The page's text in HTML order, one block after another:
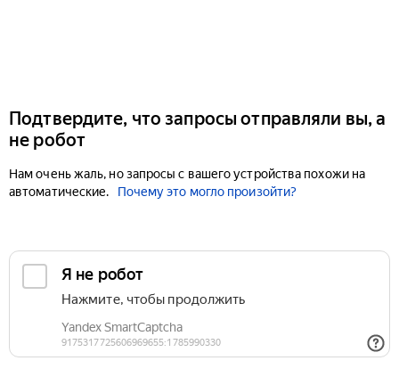
Подтвердите, что запросы отправляли вы, а
не робот
Нам очень жаль, но запросы с вашего устройства похожи на
автоматические.
Почему это могло произойти?